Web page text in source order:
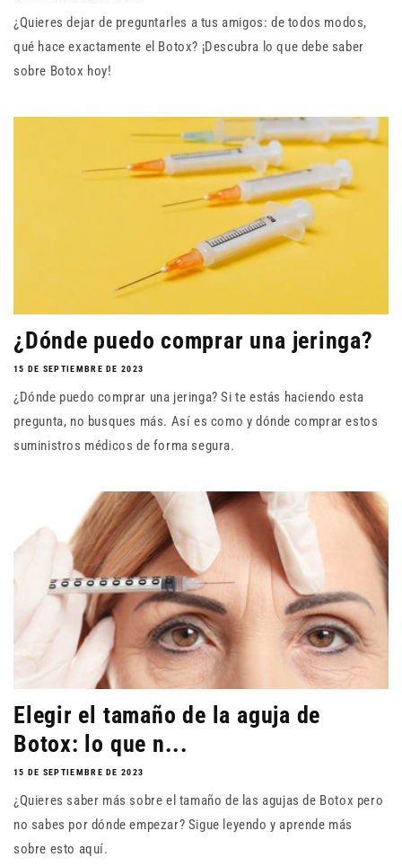
¿Quieres dejar de preguntarles a tus amigos: de todos modos,
qué hace exactamente el Botox? ¡Descubra lo que debe saber
sobre Botox hoy!
¿Dónde puedo comprar una jeringa?
15 DE SEPTIEMBRE DE 2023
¿Dónde puedo comprar una jeringa? Si te estás haciendo esta
pregunta, no busques más. Así es como y dónde comprar estos
suministros médicos de forma segura.
Elegir el tamaño de la aguja de
Botox: lo que n...
15 DE SEPTIEMBRE DE 2023
¿Quieres saber más sobre el tamaño de las agujas de Botox pero
no sabes por dónde empezar? Sigue leyendo y aprende más
sobre esto aquí.